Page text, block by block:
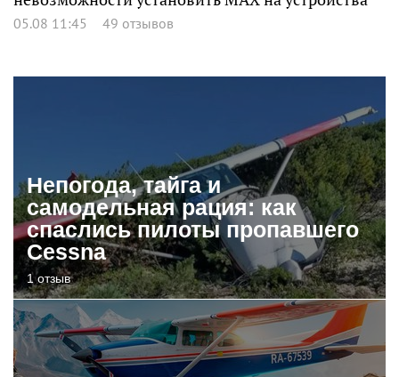
05.08 11:45 49 отзывов
Непогода, тайга и
самодельная рация: как
спаслись пилоты пропавшего
Cessna
1 отзыв